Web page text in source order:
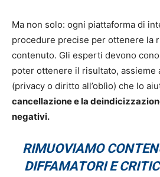
Ma non solo: ogni piattaforma di
procedure precise per ottenere la
contenuto. Gli esperti devono
poter ottenere il risultato, assieme
(privacy o diritto all’oblìo) che lo
cancellazione e la
negativi.
RIMUOVIAMO
DIFFAMATORI E